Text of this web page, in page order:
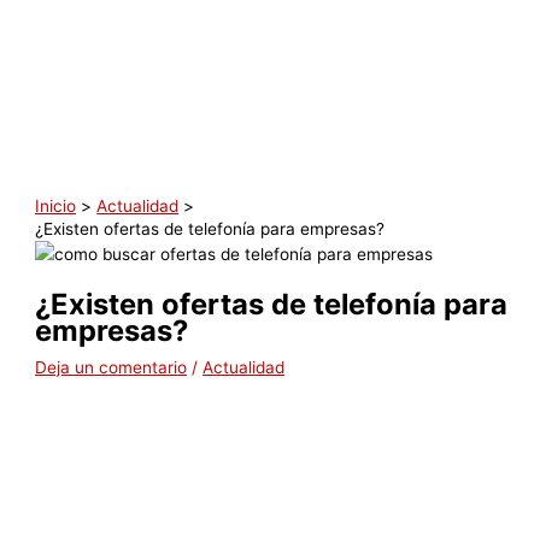
Inicio
Actualidad
¿Existen ofertas de telefonía para empresas?
¿Existen ofertas de telefonía para
empresas?
Deja un comentario /Actualidad